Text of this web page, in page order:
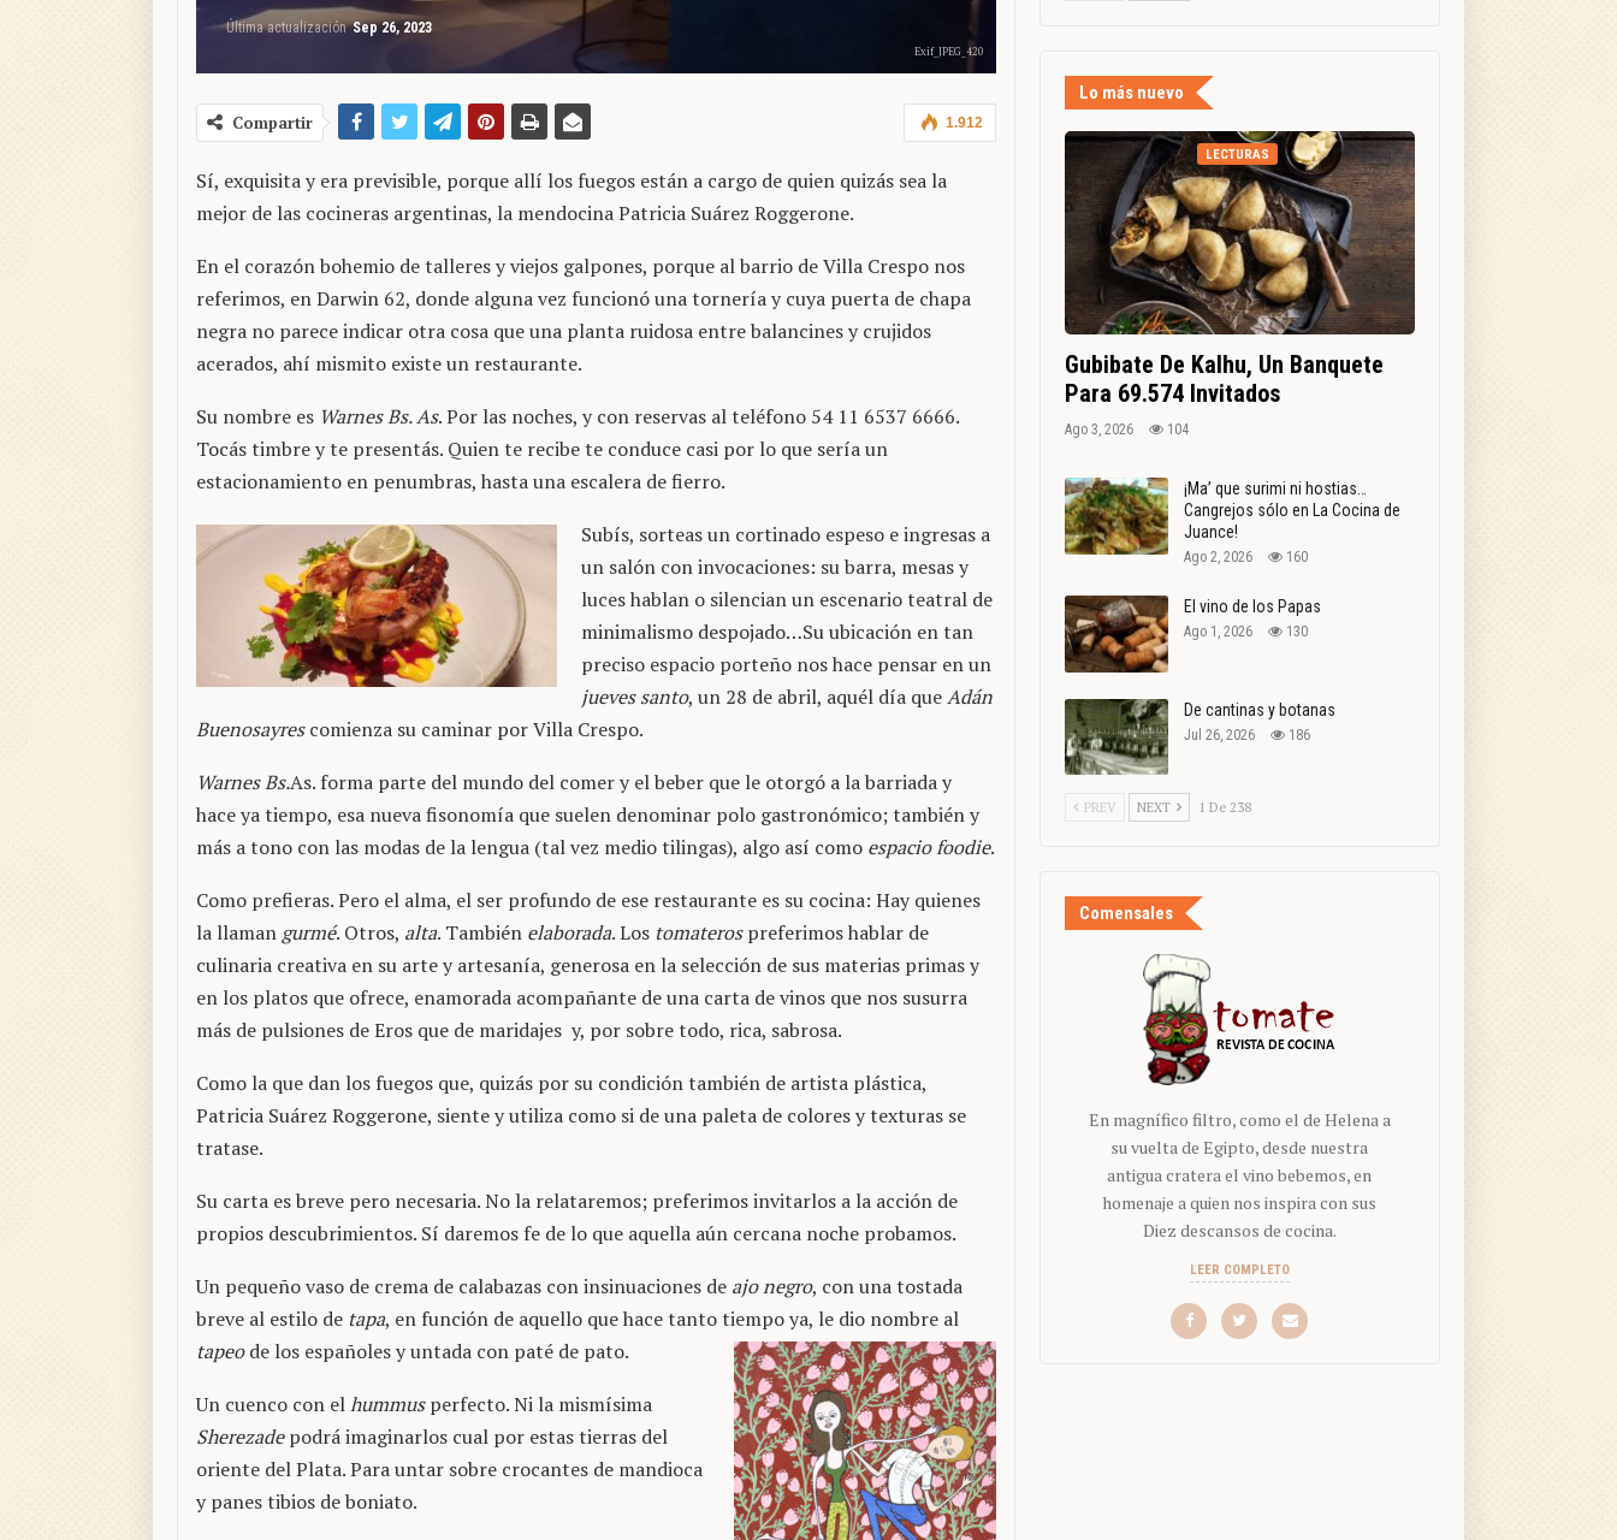
Última actualizaciónSep 26, 2023
Exif_JPEG_420
1.912
Compartir
Sí, exquisita y era previsible, porque allí los fuegos están a cargo de quien quizás sea la
mejor de las cocineras argentinas, la mendocina Patricia Suárez Roggerone.
En el corazón bohemio de talleres y viejos galpones, porque al barrio de Villa Crespo nos
referimos, en Darwin 62, donde alguna vez funcionó una tornería y cuya puerta de chapa
negra no parece indicar otra cosa que una planta ruidosa entre balancines y crujidos
acerados, ahí mismito existe un restaurante.
Su nombre es Warnes Bs. As. Por las noches, y con reservas al teléfono 54 11 6537 6666.
Tocás timbre y te presentás. Quien te recibe te conduce casi por lo que sería un
estacionamiento en penumbras, hasta una escalera de fierro.
Subís, sorteas un cortinado espeso e ingresas a
un salón con invocaciones: su barra, mesas y
luces hablan o silencian un escenario teatral de
minimalismo despojado…Su ubicación en tan
preciso espacio porteño nos hace pensar en un
jueves santo, un 28 de abril, aquél día queAdán
Buenosayrescomienza su caminar por Villa Crespo.
Warnes Bs.As. forma parte del mundo del comer y el beber que le otorgó a la barriada y
hace ya tiempo, esa nueva fisonomía que suelen denominar polo gastronómico; también y
más a tono con las modas de la lengua (tal vez medio tilingas), algo así como espaciofoodie.
Como prefieras. Pero el alma, el ser profundo de ese restaurante es su cocina: Hay quienes
la llaman gurmé. Otros, alta. También elaborada. Los tomaterospreferimos hablar de
culinaria creativa en su arte y artesanía, generosa en la selección de sus materias primas y
en los platos que ofrece, enamorada acompañante de una carta de vinos que nos susurra
más de pulsiones de Eros que de maridajes y, por sobre todo, rica, sabrosa.
Como la que dan los fuegos que, quizás por su condición también de artista plástica,
Patricia Suárez Roggerone, siente y utiliza como si de una paleta de colores y texturas se
tratase.
Su carta es breve pero necesaria. No la relataremos; preferimos invitarlos a la acción de
propios descubrimientos. Sí daremos fe de lo que aquella aún cercana noche probamos.
Un pequeño vaso de crema de calabazas con insinuaciones de ajo negro, con una tostada
breve al estilo de tapa, en función de aquello que hace tanto tiempo ya, le dio nombre al
tapeode los españoles y untada con paté de pato.
Un cuenco con elhummusperfecto. Ni la mismísima
Sherezadepodrá imaginarlos cual por estas tierras del
oriente del Plata. Para untar sobre crocantes de mandioca
y panes tibios de boniato.
Lo más nuevo
LECTURAS
Gubibate De Kalhu, Un Banquete
Para 69.574 Invitados
Ago 3, 2026 104
¡Ma’ que surimi ni hostias…
Cangrejos sólo en La Cocina de
Juance!
Ago 2, 2026 160
El vino de los Papas
Ago 1, 2026 130
De cantinas y botanas
Jul 26, 2026 186
PREV NEXT 1 De 238
Comensales
En magnífico filtro, como el de Helena a
su vuelta de Egipto, desde nuestra
antigua cratera el vino bebemos, en
homenaje a quien nos inspira con sus
Diez descansos de cocina.
LEER COMPLETO